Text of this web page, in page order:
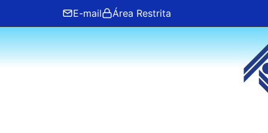
content
E-mail Área Restrita